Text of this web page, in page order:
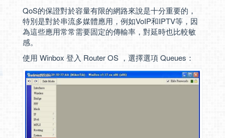
QoS的保證對於容量有限的網路來說是十分重要的，
特別是對於串流多媒體應用，例如VoIP和IPTV等，因
為這些應用常常需要固定的傳輸率，對延時也比較敏
感。
使用 Winbox 登入 Router OS ，選擇選項 Queues：